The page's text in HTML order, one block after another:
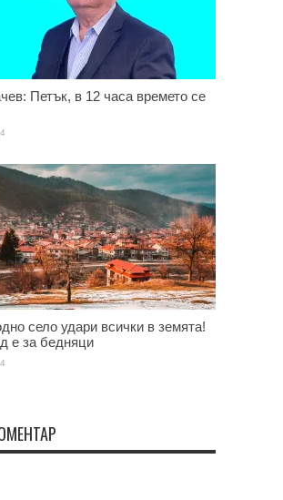
Петък, в 12 часа времето се
село удари всички в земята!
е за бедняци